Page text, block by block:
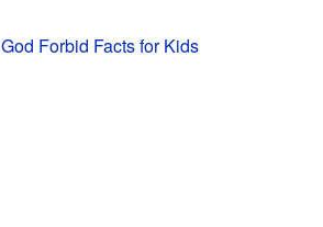
God Forbid Facts for Kids